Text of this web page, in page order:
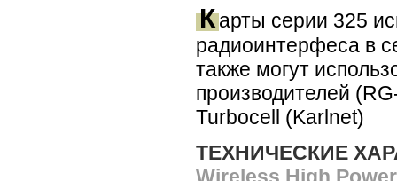
Карты серии 325
радиоинтерфеса в
также могут
производителей
Turbocell (Karlnet)
ТЕХНИЧЕСКИЕ